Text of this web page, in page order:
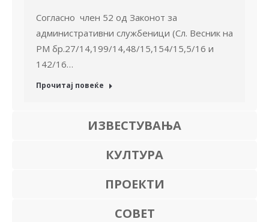
Согласно член 52 од Законот за
административни службеници (Сл. Весник на
РМ бр.27/14,199/14,48/15,154/15,5/16 и
142/16…
Прочитај повеќе
ИЗВЕСТУВАЊА
КУЛТУРА
ПРОЕКТИ
СОВЕТ